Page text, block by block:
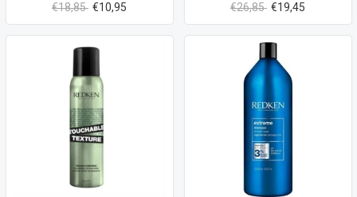
€18,85 €10,95 €26,85 €19,45